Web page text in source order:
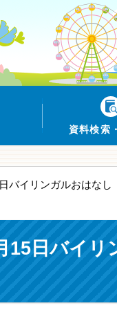
資料検索
バイリンガルおはなし
日バイリ